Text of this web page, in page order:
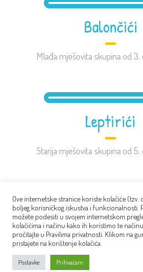
Balončići
Mlađa mješovita skupina od
Leptirići
Starija mješovita skupina od 5.
Ove internetske stranice koriste kolačiće (tzv.
boljeg korisničkog iskustva i funkcionalnosti.
možete podesiti u svojem internetskom
kolačićima i načinu kako ih koristimo te
pročitajte u Pravilima privatnosti. Klikom na
pristajete na korištenje kolačića.
Postavke Prihvaćam